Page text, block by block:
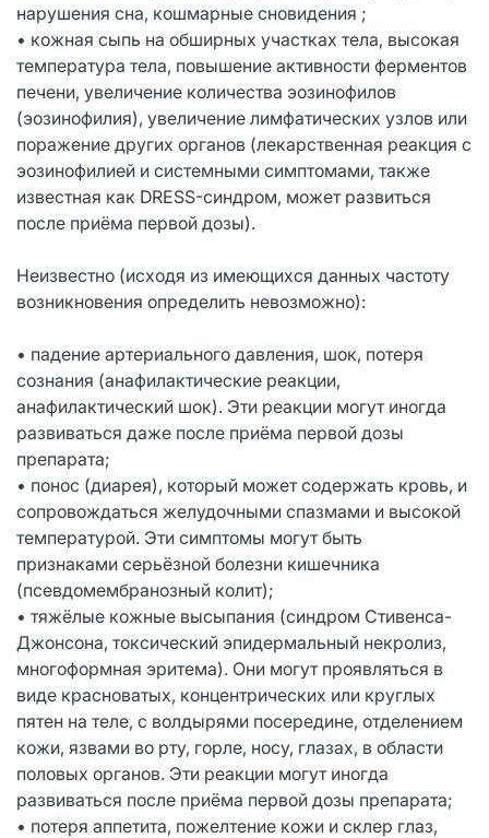
нарушения сна, кошмарные сновидения ;
• кожная сыпь на обширных участках тела, высокая
температура тела, повышение активности ферментов
печени, увеличение количества эозинофилов
(эозинофилия), увеличение лимфатических узлов или
поражение других органов (лекарственная реакция с
эозинофилией и системными симптомами, также
известная как DRESS-синдром, может развиться
после приёма первой дозы).
Неизвестно (исходя из имеющихся данных частоту
возникновения определить невозможно):
• падение артериального давления, шок, потеря
сознания (анафилактические реакции,
анафилактический шок). Эти реакции могут иногда
развиваться даже после приёма первой дозы
препарата;
• понос (диарея), который может содержать кровь, и
сопровождаться желудочными спазмами и высокой
температурой. Эти симптомы могут быть
признаками серьёзной болезни кишечника
(псевдомембранозный колит);
• тяжёлые кожные высыпания (синдром Стивенса-
Джонсона, токсический эпидермальный некролиз,
многоформная эритема). Они могут проявляться в
виде красноватых, концентрических или круглых
пятен на теле, с волдырями посередине, отделением
кожи, язвами во рту, горле, носу, глазах, в области
половых органов. Эти реакции могут иногда
развиваться после приёма первой дозы препарата;
• потеря аппетита, пожелтение кожи и склер глаз,